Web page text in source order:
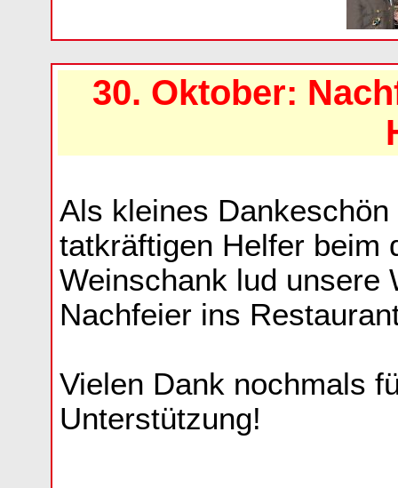
30. Oktober:
Als kleines
tatkräftigen Helfer beim
Weinschank lud unsere
Nachfeier ins
Vielen Dank nochmals
Unterstützung!